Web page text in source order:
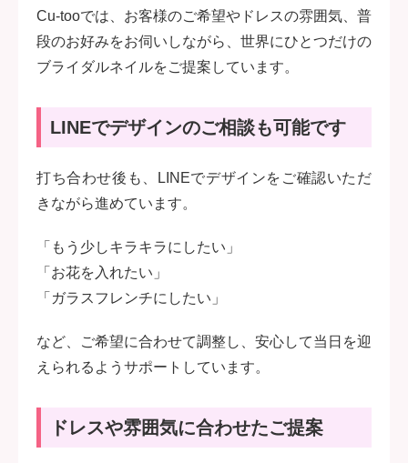
Cu-tooでは、お客様のご希望やドレスの雰囲気、普
段のお好みをお伺いしながら、世界にひとつだけの
ブライダルネイルをご提案しています。
LINEでデザインのご相談も可能です
打ち合わせ後も、LINEでデザインをご確認いただ
きながら進めています。
「もう少しキラキラにしたい」
「お花を入れたい」
「ガラスフレンチにしたい」
など、ご希望に合わせて調整し、安心して当日を迎
えられるようサポートしています。
ドレスや雰囲気に合わせたご提案